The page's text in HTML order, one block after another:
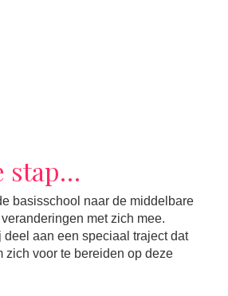
stap…
basisschool naar de middelbare
met zich mee.
deel aan een speciaal traject dat
zich voor te bereiden op deze